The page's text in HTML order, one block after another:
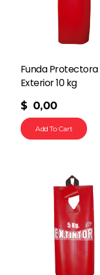
Funda Protectora
Exterior 10 kg
$ 0,00
Add To Cart